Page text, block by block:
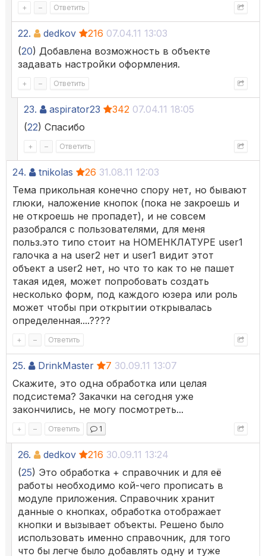
+ – Ответить
22. dedkov 216 07.04.11 13:03
(20) Добавлена возможность в объекте
задавать настройки оформления.
+ – Ответить
23. aspirator23 342 07.04.11 18:05
(22) Спасибо
+ – Ответить
24. tnikolas 26 31.08.11 12:03
Тема прикольная конечно спору нет, но бывают
глюки, наложение кнопок (пока не закроешь и
не откроешь не пропадет), и не совсем
разобрался с пользователями, для меня
польз.это типо стоит на НОМЕНКЛАТУРЕ user1
галочка а на user2 нет и user1 видит этот
объект а user2 нет, но что то как то не пашет
такая идея, может попробовать создать
несколько форм, под каждого юзера или роль
может чтобы при открытии открывалась
определенная....????
+ – Ответить
25. DrinkMaster 7 30.09.11 13:07
Скажите, это одна обработка или целая
подсистема? Закачки на сегодня уже
закончились, не могу посмотреть...
+ – Ответить 1
26. dedkov 216 30.09.11 13:24
(25) Это обработка + справочник и для её
работы необходимо кой-чего прописать в
модуле приложения. Справочник хранит
данные о кнопках, обработка отображает
кнопки и вызывает объекты. Решено было
использовать именно справочник, для того
что бы легче было добавлять одну и туже